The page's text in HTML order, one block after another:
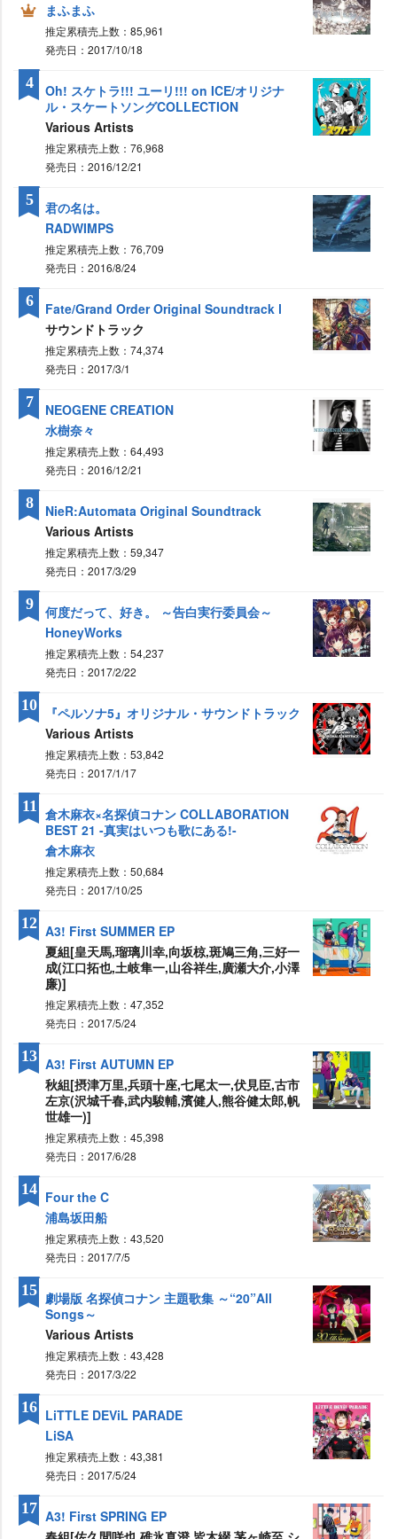
まふまふ
推定累積売上数：85,961
発売日：2017/10/18
Oh! スケトラ!!! ユーリ!!! on ICE/オリジナ
ル・スケートソングCOLLECTION
Various Artists
推定累積売上数：76,968
発売日：2016/12/21
4
君の名は。
RADWIMPS
推定累積売上数：76,709
発売日：2016/8/24
5
Fate/Grand Order Original Soundtrack Ⅰ
サウンドトラック
推定累積売上数：74,374
発売日：2017/3/1
6
NEOGENE CREATION
水樹奈々
推定累積売上数：64,493
発売日：2016/12/21
7
NieR:Automata Original Soundtrack
Various Artists
推定累積売上数：59,347
発売日：2017/3/29
8
何度だって、好き。 ～告白実行委員会～
HoneyWorks
推定累積売上数：54,237
発売日：2017/2/22
9
『ペルソナ5』オリジナル・サウンドトラック
Various Artists
推定累積売上数：53,842
発売日：2017/1/17
10
倉木麻衣×名探偵コナン COLLABORATION
BEST 21 -真実はいつも歌にある!-
倉木麻衣
推定累積売上数：50,684
発売日：2017/10/25
11
A3! First SUMMER EP
夏組[皇天馬,瑠璃川幸,向坂椋,斑鳩三角,三好一
成(江口拓也,土岐隼一,山谷祥生,廣瀬大介,小澤
廉)]
推定累積売上数：47,352
発売日：2017/5/24
12
A3! First AUTUMN EP
秋組[摂津万里,兵頭十座,七尾太一,伏見臣,古市
左京(沢城千春,武内駿輔,濱健人,熊谷健太郎,帆
世雄一)]
推定累積売上数：45,398
発売日：2017/6/28
13
Four the C
浦島坂田船
推定累積売上数：43,520
発売日：2017/7/5
14
劇場版 名探偵コナン 主題歌集 ～“20”All
Songs～
Various Artists
推定累積売上数：43,428
発売日：2017/3/22
15
LiTTLE DEViL PARADE
LiSA
推定累積売上数：43,381
発売日：2017/5/24
16
A3! First SPRING EP
17